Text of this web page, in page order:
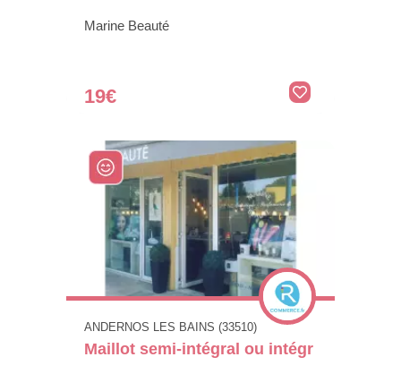
Marine Beauté
19€
ANDERNOS LES BAINS (33510)
Maillot semi-intégral ou intégr